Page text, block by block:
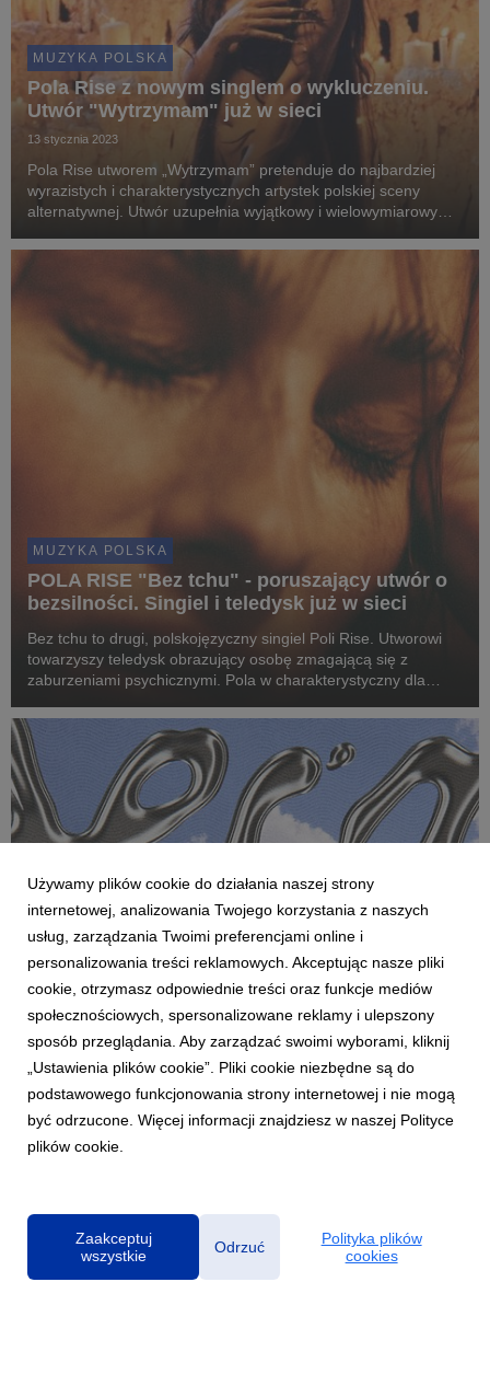
MUZYKA POLSKA
Pola Rise z nowym singlem o wykluczeniu.
Utwór "Wytrzymam" już w sieci
13 stycznia 2023
Pola Rise utworem „Wytrzymam” pretenduje do najbardziej
wyrazistych i charakterystycznych artystek polskiej sceny
alternatywnej. Utwór uzupełnia wyjątkowy i wielowymiarowym
odrzuceniu społecznym. Teledysk mi...
MUZYKA POLSKA
POLA RISE "Bez tchu" - poruszający utwór o
bezsilności. Singiel i teledysk już w sieci
Bez tchu to drugi, polskojęzyczny singiel Poli Rise. Utworowi
towarzyszy teledysk obrazujący osobę zmagającą się z
zaburzeniami psychicznymi. Pola w charakterystyczny dla
historię o bezsilności, wewnętrznej walce ...
MUZYKA POLSKA
Lanberry, autorka największych hitów
prezentuje nowy album „Heca”!
8 listopada 2024
Nowy album Lanberry "Heca" pełen hitów, emocji i
niespodzianek jest już dostępny! Na krążku znajdziemy aż trzy
radiowe przeboje, które podbiły serca słuchaczy: Diamentowe
Używamy plików cookie do działania naszej strony
internetowej, analizowania Twojego korzystania z naszych
usług, zarządzania Twoimi preferencjami online i
personalizowania treści reklamowych. Akceptując nasze pliki
cookie, otrzymasz odpowiednie treści oraz funkcje mediów
społecznościowych, spersonalizowane reklamy i ulepszony
sposób przeglądania. Aby zarządzać swoimi wyborami, kliknij
„Ustawienia plików cookie”. Pliki cookie niezbędne są do
podstawowego funkcjonowania strony internetowej i nie mogą
być odrzucone. Więcej informacji znajdziesz w naszej Polityce
plików cookie.
Zaakceptuj
wszystkie
Odrzuć
Polityka plików
cookies